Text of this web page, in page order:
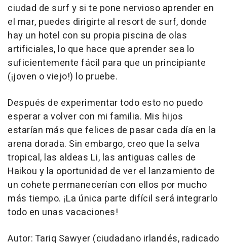
ciudad de surf y si te pone nervioso aprender en
el mar, puedes dirigirte al resort de surf, donde
hay un hotel con su propia piscina de olas
artificiales, lo que hace que aprender sea lo
suficientemente fácil para que un principiante
(¡joven o viejo!) lo pruebe.
Después de experimentar todo esto no puedo
esperar a volver con mi familia. Mis hijos
estarían más que felices de pasar cada día en la
arena dorada. Sin embargo, creo que la selva
tropical, las aldeas Li, las antiguas calles de
Haikou y la oportunidad de ver el lanzamiento de
un cohete permanecerían con ellos por mucho
más tiempo. ¡La única parte difícil será integrarlo
todo en unas vacaciones!
Autor: Tariq Sawyer (ciudadano irlandés, radicado